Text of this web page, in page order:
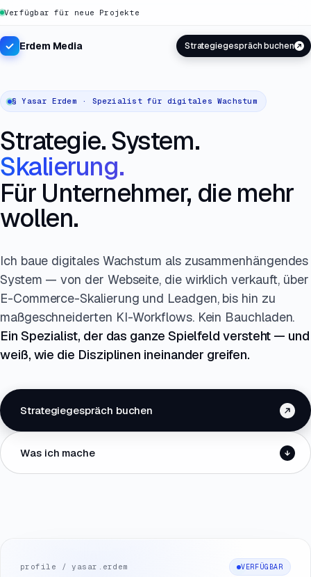
Verfügbar für neue Projekte
Erdem Media Strategiegespräch buchen
§ Yasar Erdem · Spezialist für digitales Wachstum
Strategie. System.
Skalierung.
Für Unternehmer, die mehr
wollen.
Ich baue digitales Wachstum als zusammenhängendes
System — von der Webseite, die wirklich verkauft, über
E-Commerce-Skalierung und Leadgen, bis hin zu
maßgeschneiderten KI-Workflows. Kein Bauchladen.
Ein Spezialist, der das ganze Spielfeld versteht — und
weiß, wie die Disziplinen ineinander greifen.
Strategiegespräch buchen
Was ich mache
profile / yasar.erdem VERFÜGBAR